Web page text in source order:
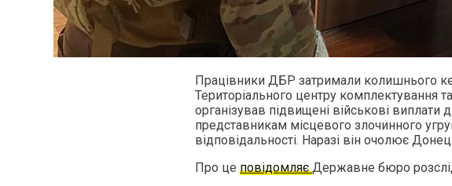
Працівники ДБР затримали колишнього
Територіального центру комплектування
організував підвищені військові
представникам місцевого злочинного
відповідальності. Наразі він очолює
Про це повідомляєДержавне бюро